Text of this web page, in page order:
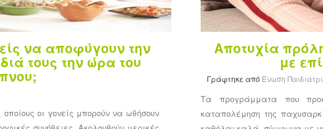
να αποφύγουν την
τους την ώρα του
οι γονείς μπορούν να ωθήσουν
Αποτυχία
με
Γράφτηκε από Ένωση
Τα προγράμματα που
καταπολέμηση της